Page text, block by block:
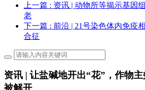
上一篇 : 资讯 | 动物所等揭示基因
老
下一篇 : 前沿 | 21号染色体内免疫
合征
资讯 | 让盐碱地开出“花”，作物